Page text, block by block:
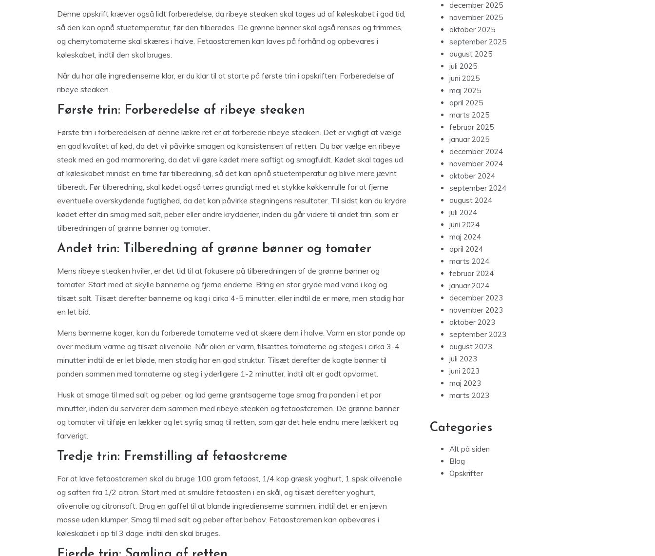
Denne opskrift kræver også lidt forberedelse, da ribeye steaken skal tages ud af køleskabet i god tid,
så den kan opnå stuetemperatur, før den tilberedes. De grønne bønner skal også renses og trimmes,
og cherrytomaterne skal skæres i halve. Fetaostcremen kan laves på forhånd og opbevares i
køleskabet, indtil den skal bruges.
Når du har alle ingredienserne klar, er du klar til at starte på første trin i opskriften: Forberedelse af
ribeye steaken.
Første trin: Forberedelse af ribeye steaken
Første trin i forberedelsen af denne lækre ret er at forberede ribeye steaken. Det er vigtigt at vælge
en god kvalitet af kød, da det vil påvirke smagen og konsistensen af retten. Du bør vælge en ribeye
steak med en god marmorering, da det vil gøre kødet mere saftigt og smagfuldt. Kødet skal tages ud
af køleskabet mindst en time før tilberedning, så det kan opnå stuetemperatur og blive mere jævnt
tilberedt. Før tilberedning, skal kødet også tørres grundigt med et stykke køkkenrulle for at fjerne
eventuelle overskydende fugtighed, da det kan påvirke stegningens resultater. Til sidst kan du krydre
kødet efter din smag med salt, peber eller andre krydderier, inden du går videre til andet trin, som er
tilberedningen af grønne bønner og tomater.
Andet trin: Tilberedning af grønne bønner og tomater
Mens ribeye steaken hviler, er det tid til at fokusere på tilberedningen af de grønne bønner og
tomater. Start med at skylle bønnerne og fjerne enderne. Bring en stor gryde med vand i kog og
tilsæt salt. Tilsæt derefter bønnerne og kog i cirka 4-5 minutter, eller indtil de er møre, men stadig har
en let bid.
Mens bønnerne koger, kan du forberede tomaterne ved at skære dem i halve. Varm en stor pande op
over medium varme og tilsæt olivenolie. Når olien er varm, tilsættes tomaterne og steges i cirka 3-4
minutter indtil de er let bløde, men stadig har en god struktur. Tilsæt derefter de kogte bønner til
panden sammen med tomaterne og steg i yderligere 1-2 minutter, indtil alt er godt opvarmet.
Husk at smage til med salt og peber, og lad gerne grøntsagerne tage smag fra panden i et par
minutter, inden du serverer dem sammen med ribeye steaken og fetaostcremen. De grønne bønner
og tomater vil tilføje en lækker og let syrlig smag til retten, som gør det hele endnu mere lækkert og
farverigt.
Tredje trin: Fremstilling af fetaostcreme
For at lave fetaostcremen skal du bruge 100 gram fetaost, 1/4 kop græsk yoghurt, 1 spsk olivenolie
og saften fra 1/2 citron. Start med at smuldre fetaosten i en skål, og tilsæt derefter yoghurt,
olivenolie og citronsaft. Brug en gaffel til at blande ingredienserne sammen, indtil det er en jævn
masse uden klumper. Smag til med salt og peber efter behov. Fetaostcremen kan opbevares i
køleskabet i op til 3 dage, indtil den skal bruges.
december 2025
november 2025
oktober 2025
september 2025
august 2025
juli 2025
juni 2025
maj 2025
april 2025
marts 2025
februar 2025
januar 2025
december 2024
november 2024
oktober 2024
september 2024
august 2024
juli 2024
juni 2024
maj 2024
april 2024
marts 2024
februar 2024
januar 2024
december 2023
november 2023
oktober 2023
september 2023
august 2023
juli 2023
juni 2023
maj 2023
marts 2023
Categories
Alt på siden
Blog
Opskrifter